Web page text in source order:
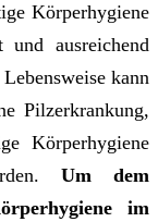
Körperhygiene
ausreichend
kann
Pilzerkrankung,
Körperhygiene
Um dem
im